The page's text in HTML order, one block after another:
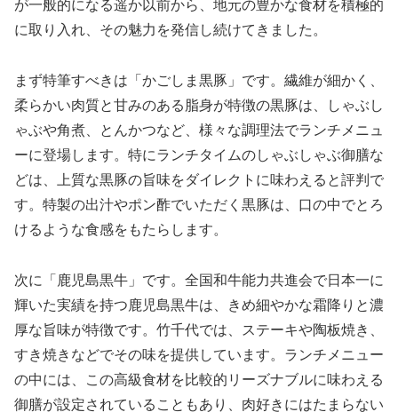
が一般的になる遥か以前から、地元の豊かな食材を積極的
に取り入れ、その魅力を発信し続けてきました。
まず特筆すべきは「かごしま黒豚」です。繊維が細かく、
柔らかい肉質と甘みのある脂身が特徴の黒豚は、しゃぶし
ゃぶや角煮、とんかつなど、様々な調理法でランチメニュ
ーに登場します。特にランチタイムのしゃぶしゃぶ御膳な
どは、上質な黒豚の旨味をダイレクトに味わえると評判で
す。特製の出汁やポン酢でいただく黒豚は、口の中でとろ
けるような食感をもたらします。
次に「鹿児島黒牛」です。全国和牛能力共進会で日本一に
輝いた実績を持つ鹿児島黒牛は、きめ細やかな霜降りと濃
厚な旨味が特徴です。竹千代では、ステーキや陶板焼き、
すき焼きなどでその味を提供しています。ランチメニュー
の中には、この高級食材を比較的リーズナブルに味わえる
御膳が設定されていることもあり、肉好きにはたまらない